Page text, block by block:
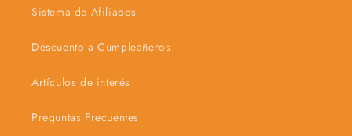
Sistema de Afiliados
Descuento a Cumpleañeros
Artículos de interés
Preguntas Frecuentes